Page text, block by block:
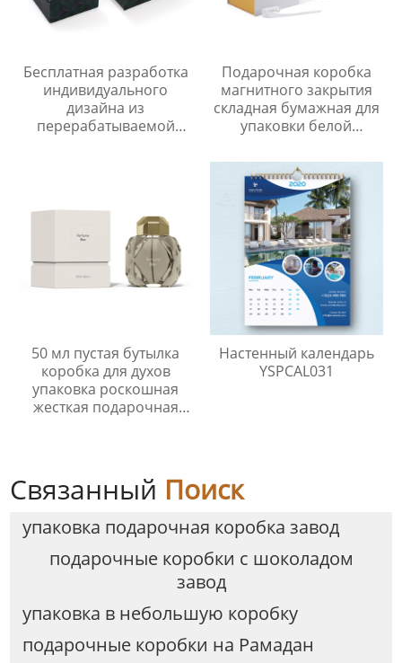
Бесплатная разработка
индивидуального
дизайна из
перерабатываемой
коробка для хранения с
крышкой
Подарочная коробка
магнитного закрытия
складная бумажная для
упаковки белой
YSPBOX-1211
50 мл пустая бутылка
коробка для духов
упаковка роскошная
жесткая подарочная
Настенный календарь
YSPCAL031
Связанный Поиск
упаковка подарочная коробка завод
подарочные коробки с шоколадом
завод
упаковка в небольшую коробку
подарочные коробки на Рамадан